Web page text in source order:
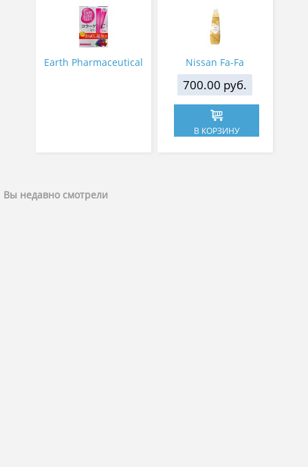
рыбный коллаген с
витамином С и 5
активных компонентов
с ягодным вкусом 8 гр
Earth Pharmaceutical
с ароматом цветов,
мускуса и сандалового
дерева 600 мл
Nissan Fa-Fa
700.00 руб.
В КОРЗИНУ
Вы недавно смотрели